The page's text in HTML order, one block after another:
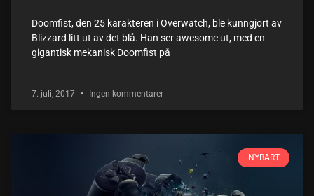
Doomfist, den 25 karakteren i Overwatch, ble kunngjort av
Blizzard litt ut av det blå. Han ser awesome ut, med en
gigantisk mekanisk Doomfist på
7. juli, 2017 Ingen kommentarer
NYBART